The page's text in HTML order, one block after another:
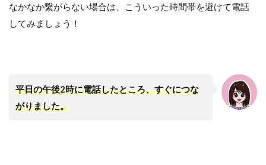
なかなか繋がらない場合は、こういった時間帯を避けて電話
してみましょう！
平日の午後2時に電話したところ、すぐにつな
がりました。